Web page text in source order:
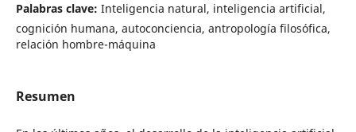
Palabras clave: Inteligencia natural, inteligencia artificial,
cognición humana, autoconciencia, antropología filosófica,
relación hombre-máquina
Resumen